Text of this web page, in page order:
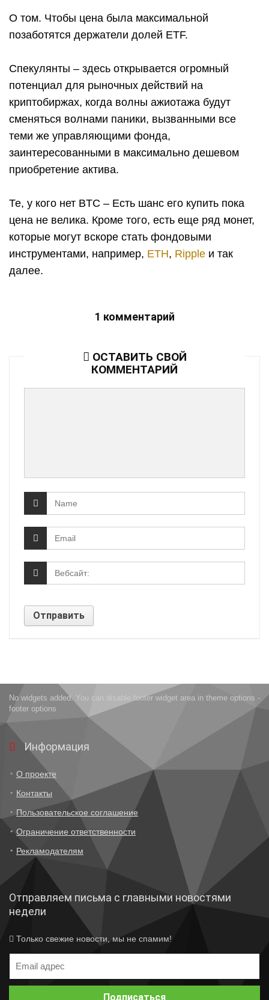
О том. Чтобы цена была максимальной
позаботятся держатели долей ETF.
Спекулянты – здесь открывается огромный
потенциал для рыночных действий на
криптобиржах, когда волны ажиотажа будут
сменяться волнами паники, вызванными все
теми же управляющими фонда,
заинтересованными в максимально дешевом
приобретение актива.
Те, у кого нет BTC – Есть шанс его купить пока
цена не велика. Кроме того, есть еще ряд монет,
которые могут вскоре стать фондовыми
инструментами, например, ETH, Ripple и так
далее.
1 комментарий
ОСТАВИТЬ СВОЙ
КОММЕНТАРИЙ
No widgets added. You can disable footer widget area in theme options -
footer options
Информация
О проекте
Контакты
Пользовательское соглашение
Ограничение ответственности
Рекламодателям
Отправляем письма с главными новостями
недели
Только свежие новости, мы не спамим!